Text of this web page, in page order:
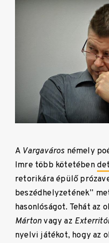
A Vargaváros némely
Imre több kötetében
retorikára épülő
beszédhelyzetének”
hasonlóságot. Tehát az
Mártonvagy az
nyelvi játékot, hogy az